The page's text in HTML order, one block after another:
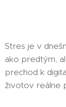
Stres je v
ako predtým,
prechod k
životov reálne